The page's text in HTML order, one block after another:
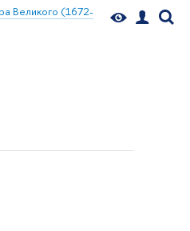
Великого (1672-